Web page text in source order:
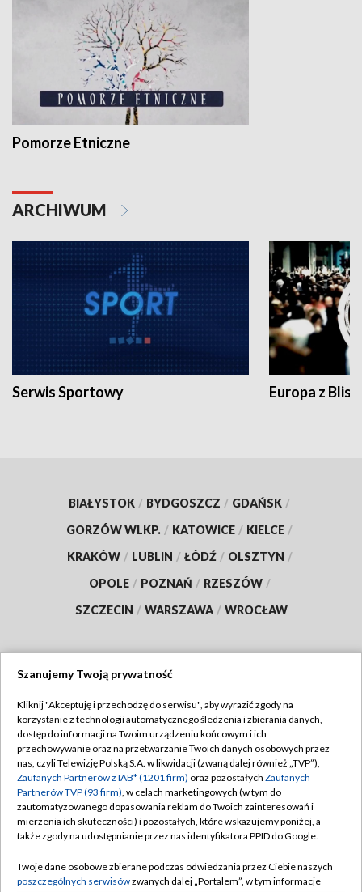
Pomorze Etniczne
ARCHIWUM
Serwis Sportowy Europa z
BIAŁYSTOK / BYDGOSZCZ / GDAŃSK /
GORZÓW WLKP. / KATOWICE / KIELCE /
KRAKÓW / LUBLIN / ŁÓDŹ / OLSZTYN /
OPOLE / POZNAŃ / RZESZÓW /
SZCZECIN / WARSZAWA / WROCŁAW
TVP
Abonament TVP
Emisja w TVP
Centrum informacji TVP
Naziemna Telewizja Cyfrowa
Rada Programowa
Regulamin TVP
Polityka prywatności
Moje zgody
Pomoc
Kontakt
Szanujemy Twoją prywatność
Kliknij "Akceptuję i przechodzę do serwisu", aby wyrazić zgody na
korzystanie z technologii automatycznego śledzenia i zbierania danych,
dostęp do informacji na Twoim urządzeniu końcowym i ich
przechowywanie oraz na przetwarzanie Twoich danych osobowych przez
nas, czyli Telewizję Polską S.A. w likwidacji (zwaną dalej również „TVP”),
Zaufanych Partnerów z IAB* (1201 firm) oraz pozostałych Zaufanych
Partnerów TVP (93 firm), w celach marketingowych (w tym do
zautomatyzowanego dopasowania reklam do Twoich zainteresowań i
mierzenia ich skuteczności) i pozostałych, które wskazujemy poniżej, a
także zgody na udostępnianie przez nas identyfikatora PPID do Google.
Twoje dane osobowe zbierane podczas odwiedzania przez Ciebie naszych
poszczególnych serwisówzwanych dalej „Portalem”, w tym informacje